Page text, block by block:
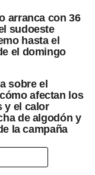
arranca con 36
sudoeste
hasta el
el domingo
sobre el
afectan los
y el calor
de algodón y
la campaña